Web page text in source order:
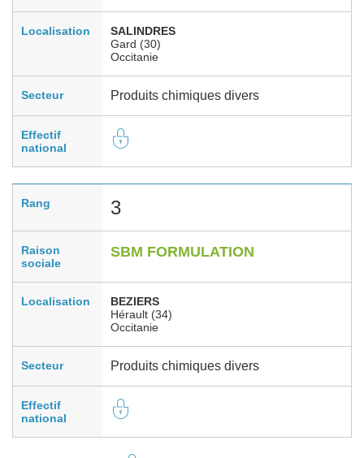
Localisation
SALINDRES
Gard (30)
Occitanie
Secteur Produits chimiques divers
Effectif
national
Rang 3
Raison
sociale
SBM FORMULATION
Localisation
BEZIERS
Hérault (34)
Occitanie
Secteur Produits chimiques divers
Effectif
national